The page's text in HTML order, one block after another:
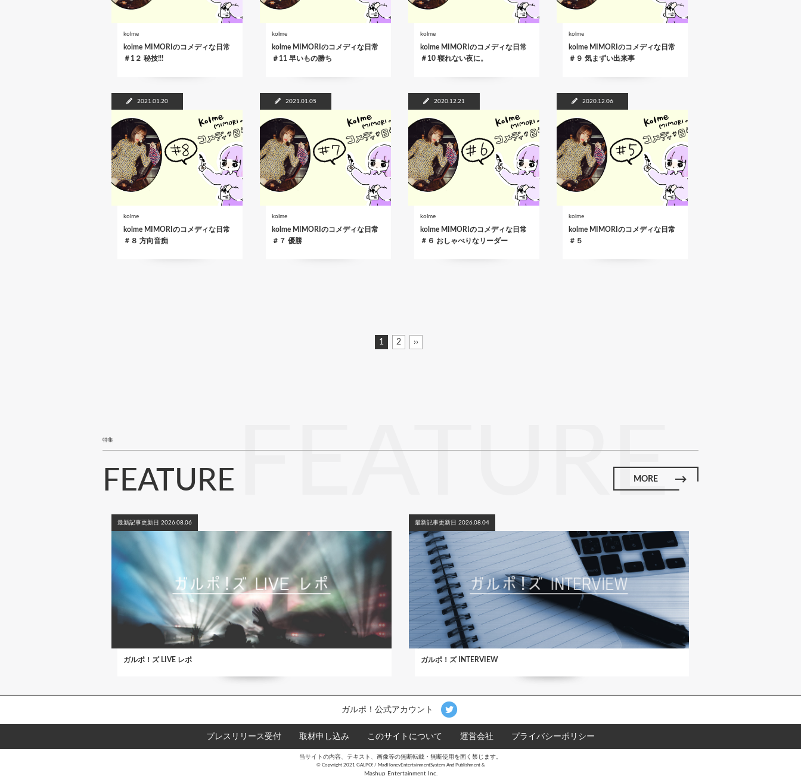
kolme
kolme MIMORIのコメディな日常
＃1２ 秘技!!!
kolme
kolme MIMORIのコメディな日常
＃11 早いもの勝ち
kolme
kolme MIMORIのコメディな日常
＃10 寝れない夜に。
kolme
kolme MIMORIのコメディな日常
＃９ 気まずい出来事
2021.01.20
kolme
kolme MIMORIのコメディな日常
＃８ 方向音痴
2021.01.05
kolme
kolme MIMORIのコメディな日常
＃７ 優勝
2020.12.21
kolme
kolme MIMORIのコメディな日常
＃６ おしゃべりなリーダー
2020.12.06
kolme
kolme MIMORIのコメディな日常
＃５
カ
1
ペ
2
次
››
特集
FEATUREFEATURE
MORE
最新記事更新日 2026.08.06
ガルポ！ズ LIVE レポ
最新記事更新日 2026.08.04
ガルポ！ズ INTERVIEW
ガルポ！公式アカウント
プレスリリース受付 取材申し込み このサイトについて 運営会社 プライバシーポリシー
当サイトの内容、テキスト、画像等の無断転載・無断使用を固く禁じます。
©︎ Copyright 2021 GALPO! / MadHoneyEntertainmentSystem And Publishment &
Mashup Entertainment Inc.